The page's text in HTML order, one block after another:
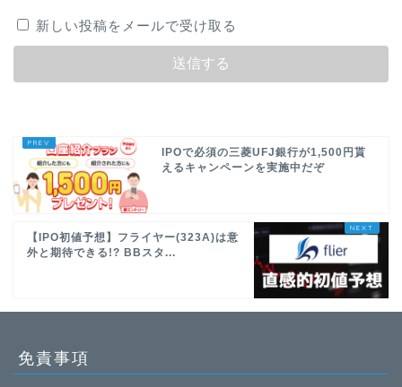
新しい投稿をメールで受け取る
IPOで必須の三菱UFJ銀行が1,500円貰
えるキャンペーンを実施中だぞ
【IPO初値予想】フライヤー(323A)は意
外と期待できる!? BBスタ...
免責事項